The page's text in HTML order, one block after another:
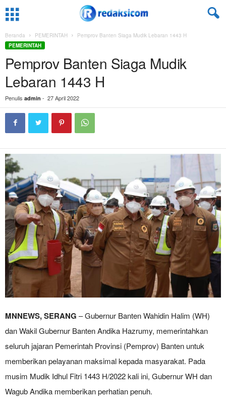
Beranda PEMERINTAH
Pemprov Banten Siaga Mudik Lebaran 1443 H
PEMERINTAH
Pemprov Banten Siaga Mudik
Lebaran 1443 H
Penulis admin - 27 April 2022
MNNEWS, SERANG – Gubernur Banten Wahidin Halim (WH)
dan Wakil Gubernur Banten Andika Hazrumy, memerintahkan
seluruh jajaran Pemerintah Provinsi (Pemprov) Banten untuk
memberikan pelayanan maksimal kepada masyarakat. Pada
musim Mudik Idhul Fitri 1443 H/2022 kali ini, Gubernur WH dan
Wagub Andika memberikan perhatian penuh.